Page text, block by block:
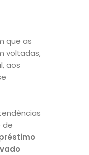
que as
voltadas,
aos
de